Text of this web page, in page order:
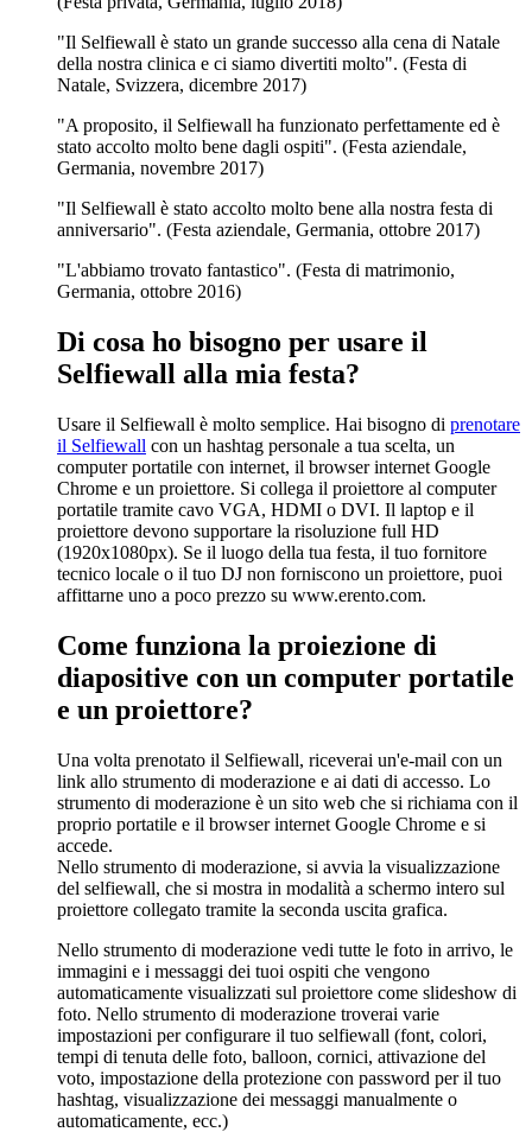
"Il Selfiewall è stato un grande successo alla cena di Natale
della nostra clinica e ci siamo divertiti molto". (Festa di
Natale, Svizzera, dicembre 2017)
"A proposito, il Selfiewall ha funzionato perfettamente ed è
stato accolto molto bene dagli ospiti". (Festa aziendale,
Germania, novembre 2017)
"Il Selfiewall è stato accolto molto bene alla nostra festa di
anniversario". (Festa aziendale, Germania, ottobre 2017)
"L'abbiamo trovato fantastico". (Festa di matrimonio,
Germania, ottobre 2016)
Di cosa ho bisogno per usare il
Selfiewall alla mia festa?
Usare il Selfiewall è molto semplice. Hai bisogno di prenotare
il Selfiewall con un hashtag personale a tua scelta, un
computer portatile con internet, il browser internet Google
Chrome e un proiettore. Si collega il proiettore al computer
portatile tramite cavo VGA, HDMI o DVI. Il laptop e il
proiettore devono supportare la risoluzione full HD
(1920x1080px). Se il luogo della tua festa, il tuo fornitore
tecnico locale o il tuo DJ non forniscono un proiettore, puoi
affittarne uno a poco prezzo su www.erento.com.
Come funziona la proiezione di
diapositive con un computer portatile
e un proiettore?
Una volta prenotato il Selfiewall, riceverai un'e-mail con un
link allo strumento di moderazione e ai dati di accesso. Lo
strumento di moderazione è un sito web che si richiama con il
proprio portatile e il browser internet Google Chrome e si
accede.
Nello strumento di moderazione, si avvia la visualizzazione
del selfiewall, che si mostra in modalità a schermo intero sul
proiettore collegato tramite la seconda uscita grafica.
Nello strumento di moderazione vedi tutte le foto in arrivo, le
immagini e i messaggi dei tuoi ospiti che vengono
automaticamente visualizzati sul proiettore come slideshow di
foto. Nello strumento di moderazione troverai varie
impostazioni per configurare il tuo selfiewall (font, colori,
tempi di tenuta delle foto, balloon, cornici, attivazione del
voto, impostazione della protezione con password per il tuo
hashtag, visualizzazione dei messaggi manualmente o
automaticamente, ecc.)